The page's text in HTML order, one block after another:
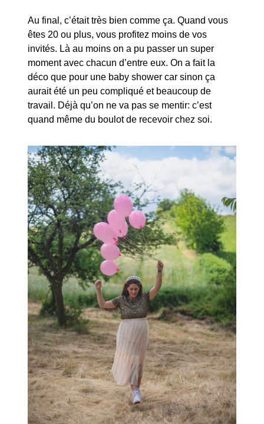
Au final, c’était très bien comme ça. Quand vous
êtes 20 ou plus, vous profitez moins de vos
invités. Là au moins on a pu passer un super
moment avec chacun d’entre eux. On a fait la
déco que pour une baby shower car sinon ça
aurait été un peu compliqué et beaucoup de
travail. Déjà qu’on ne va pas se mentir: c’est
quand même du boulot de recevoir chez soi.